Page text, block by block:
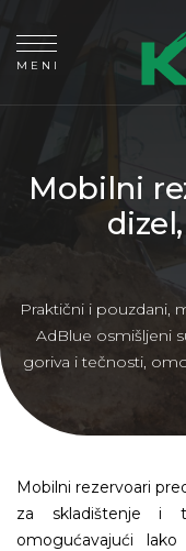
MENI
Mobilni
Praktični i pouzdani,
AdBlue osmišljeni
goriva i tečnosti,
Mobilni rezervoari
za skladištenje i
omogućavajući